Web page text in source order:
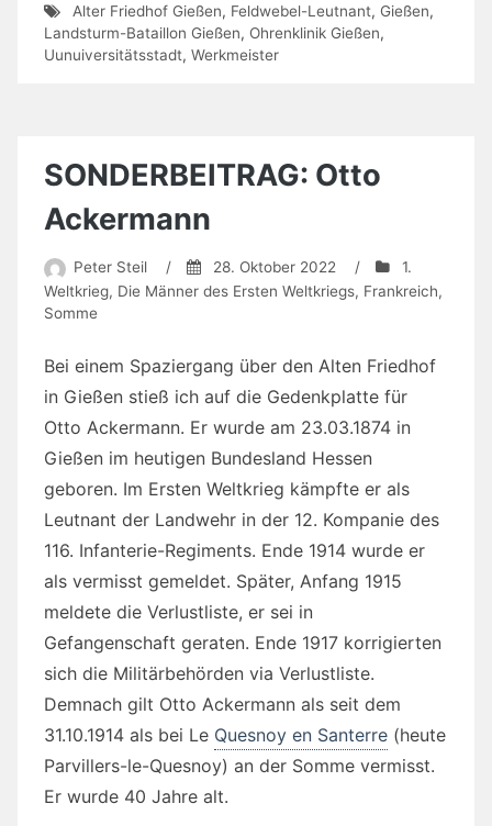
Alter Friedhof Gießen, Feldwebel-Leutnant, Gießen,
Landsturm-Bataillon Gießen, Ohrenklinik Gießen,
Uunuiversitätsstadt, Werkmeister
SONDERBEITRAG: Otto
Ackermann
Peter Steil / 28. Oktober 2022 /
1.
Weltkrieg, Die Männer des Ersten Weltkriegs, Frankreich,
Somme
Bei einem Spaziergang über den Alten Friedhof
in Gießen stieß ich auf die Gedenkplatte für
Otto Ackermann. Er wurde am 23.03.1874 in
Gießen im heutigen Bundesland Hessen
geboren. Im Ersten Weltkrieg kämpfte er als
Leutnant der Landwehr in der 12. Kompanie des
116. Infanterie-Regiments. Ende 1914 wurde er
als vermisst gemeldet. Später, Anfang 1915
meldete die Verlustliste, er sei in
Gefangenschaft geraten. Ende 1917 korrigierten
sich die Militärbehörden via Verlustliste.
Demnach gilt Otto Ackermann als seit dem
31.10.1914 als bei Le Quesnoy en Santerre (heute
Parvillers-le-Quesnoy) an der Somme vermisst.
Er wurde 40 Jahre alt.